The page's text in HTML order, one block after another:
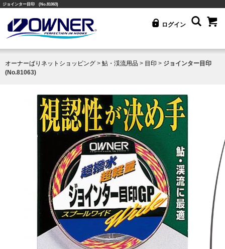
ジョインター目印 (No.81063)
ログイン
オーナーばりネットショッピング > 鮎・渓流用品 > 目印 > ジョインター目印
(No.81063)